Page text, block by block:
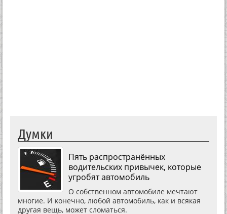
Думки
Пять распространённых
водительских привычек, которые
угробят автомобиль
О собственном автомобиле мечтают
многие. И конечно, любой автомобиль, как и всякая
другая вещь, может сломаться.